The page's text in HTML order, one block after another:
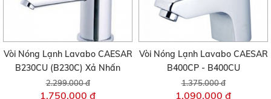
Vòi Nóng Lạnh Lavabo CAESAR
B230CU (B230C) Xả Nhấn
2.299.000 đ
1.750.000 đ
Vòi Nóng Lạnh Lavabo CAESAR
B400CP - B400CU
1.375.000 đ
1.090.000 đ